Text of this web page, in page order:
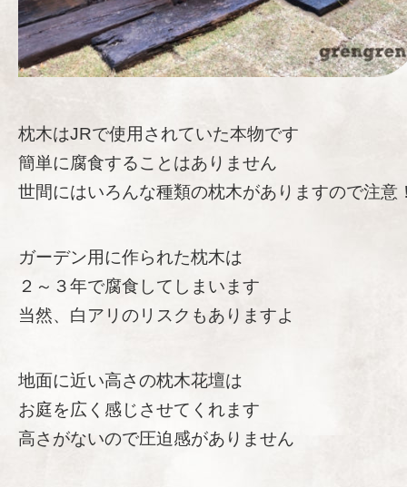
枕木はJRで使用されていた本物です
簡単に腐食することはありません
世間にはいろんな種類の枕木がありますので注意
ガーデン用に作られた枕木は
２～３年で腐食してしまいます
当然、白アリのリスクもありますよ
地面に近い高さの枕木花壇は
お庭を広く感じさせてくれます
高さがないので圧迫感がありません